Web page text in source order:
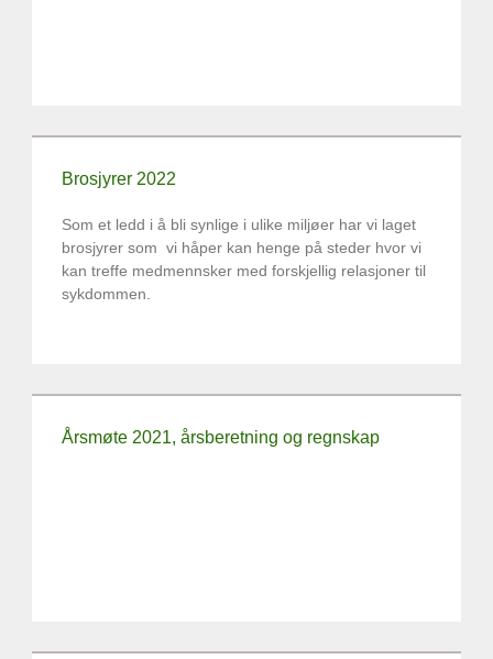
Brosjyrer 2022
Som et ledd i å bli synlige i ulike miljøer har vi laget
brosjyrer som vi håper kan henge på steder hvor vi
kan treffe medmennsker med forskjellig relasjoner til
sykdommen.
Årsmøte 2021, årsberetning og regnskap